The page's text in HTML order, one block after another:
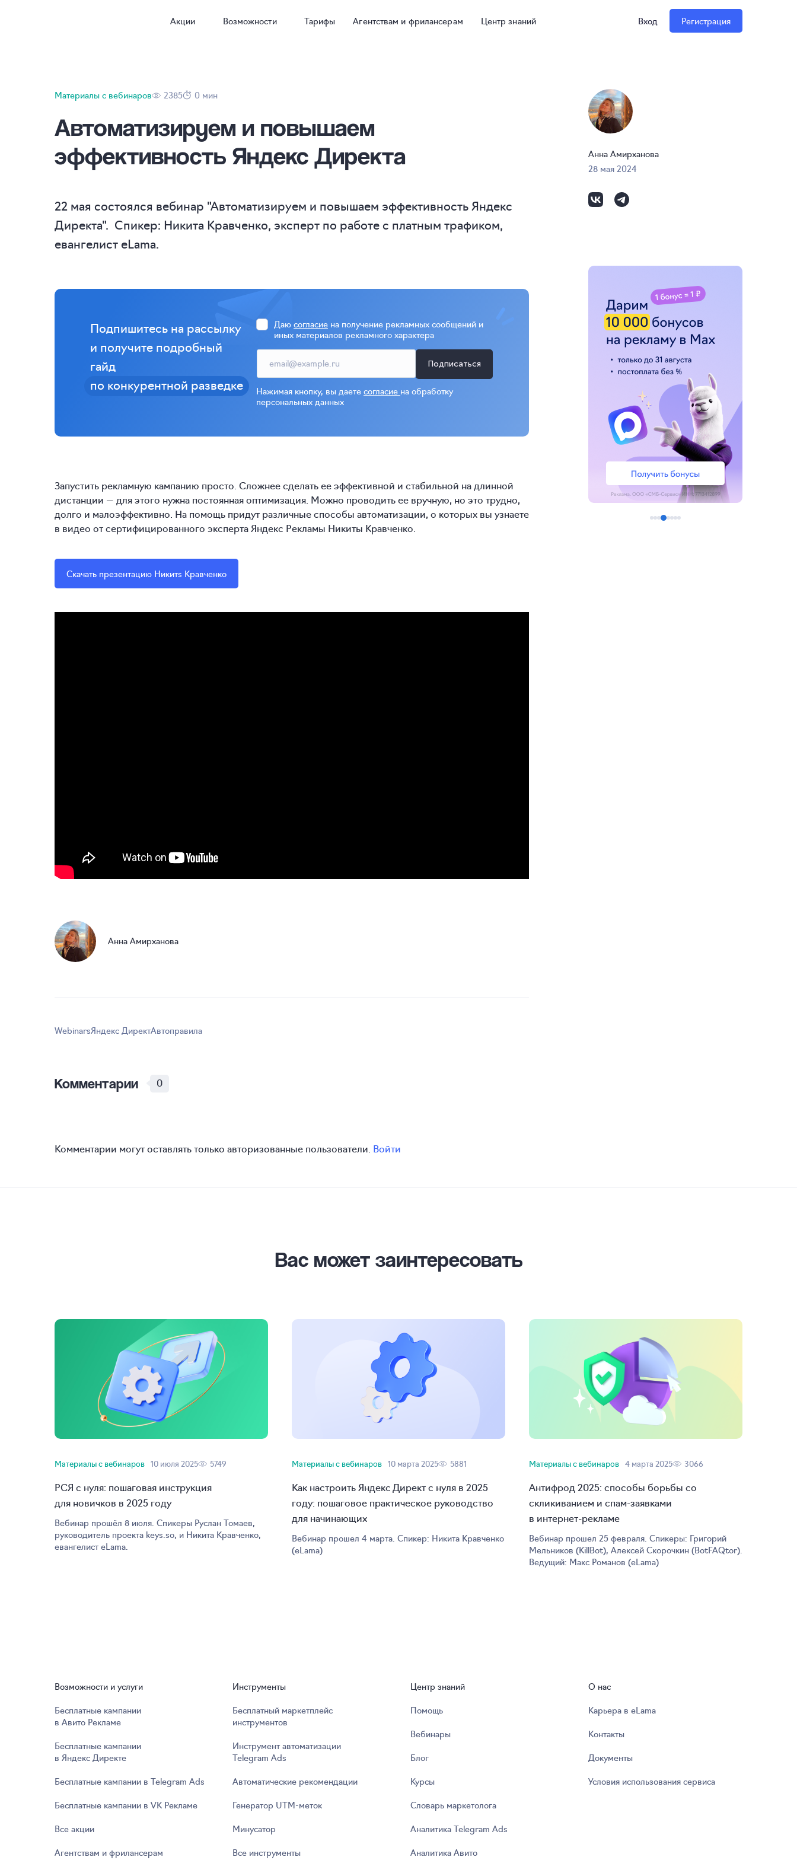
Акции Возможности Тарифы Агентствам и фрилансерам Центр знаний Вход Регистрация
Материалы с вебинаров 2385 0 мин
Автоматизируем и повышаем
эффективность Яндекс Директа
22 мая состоялся вебинар "Автоматизируем и повышаем эффективность Яндекс
Директа". Спикер: Никита Кравченко, эксперт по работе с платным трафиком,
евангелист eLama.
Подпишитесь на рассылку
и получите подробный
гайд
по конкурентной разведке
Даю согласие на получение рекламных сообщений и
иных материалов рекламного характера
Подписаться
Нажимая кнопку, вы даете согласие на обработку
персональных данных
Запустить рекламную кампанию просто. Сложнее сделать ее эффективной и стабильной на длинной
дистанции — для этого нужна постоянная оптимизация. Можно проводить ее вручную, но это трудно,
долго и малоэффективно. На помощь придут различные способы автоматизации, о которых вы узнаете
в видео от сертифицированного эксперта Яндекс Рекламы Никиты Кравченко.
Скачать презентацию Никитs Кравченко
Анна Амирханова
WebinarsЯндекс ДиректАвтоправила
Анна Амирханова
28 мая 2024
Комментарии 0
Комментарии могут оставлять только авторизованные пользователи. Войти
Вас может заинтересовать
Материалы с вебинаров 10 июля 2025 5749
РСЯ с нуля: пошаговая инструкция
для новичков в 2025 году
Вебинар прошёл 8 июля. Спикеры Руслан Томаев,
руководитель проекта keys.so, и Никита Кравченко,
евангелист eLama.
Материалы с вебинаров 10 марта 2025 5881
Как настроить Яндекс Директ с нуля в 2025
году: пошаговое практическое руководство
для начинающих
Вебинар прошел 4 марта. Спикер: Никита Кравченко
(eLama)
Материалы с вебинаров 4 марта 2025 3066
Антифрод 2025: способы борьбы со
скликиванием и спам-заявками
в интернет-рекламе
Вебинар прошел 25 февраля. Спикеры: Григорий
Мельников (KillBot), Алексей Скорочкин (BotFAQtor).
Ведущий: Макс Романов (eLama)
Возможности и услуги
Бесплатные кампании
в Авито Рекламе
Бесплатные кампании
в Яндекс Директе
Бесплатные кампании в Telegram Ads
Бесплатные кампании в VK Рекламе
Все акции
Агентствам и фрилансерам
Инструменты
Бесплатный маркетплейс
инструментов
Инструмент автоматизации
Telegram Ads
Автоматические рекомендации
Генератор UTM‑меток
Минусатор
Все инструменты
Центр знаний
Помощь
Вебинары
Блог
Курсы
Словарь маркетолога
Аналитика Telegram Ads
Аналитика Авито
О нас
Карьера в eLama
Контакты
Документы
Условия использования сервиса